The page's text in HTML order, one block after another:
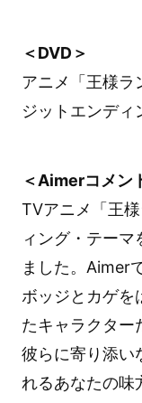
＜DVD＞
アニメ「王様ラ
ジットエンディ
＜Aimerコメン
TVアニメ「王
ィング・テーマ
ました。Aimer
ボッジとカゲを
たキャラクター
彼らに寄り添い
れるあなたの味